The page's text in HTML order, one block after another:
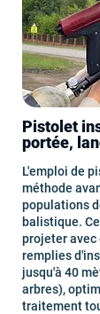
Pistolet
portée,
L'emploi de
méthode
populations
balistique.
projeter
remplies
jusqu'à 40
arbres),
traitement